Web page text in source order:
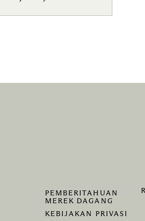
PEMBERITAHUAN
MEREK DAGANG
KEBIJAKAN PRIVASI